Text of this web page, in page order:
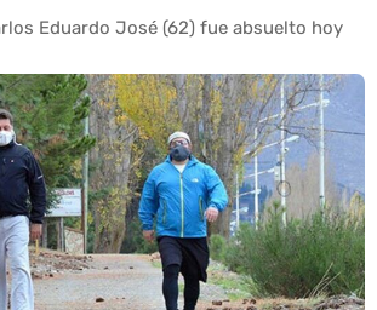
Eduardo José (62) fue absuelto hoy